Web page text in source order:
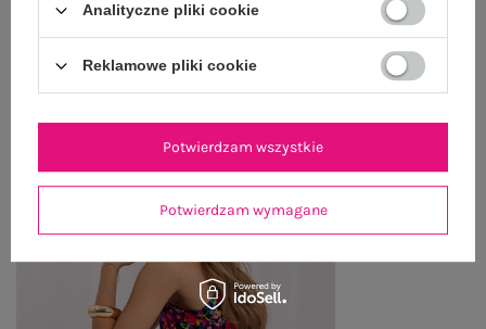
OSTATNIO OGLĄDANE
Zobacz wszystko
Analityczne pliki cookie
Reklamowe pliki cookie
Potwierdzam wymagane
Potwierdzam wszystkie